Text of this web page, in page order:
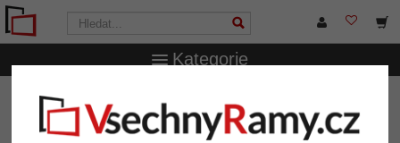
Kategorie
VsechnRamy.cz
Fotorámeček Lucas na 2 fotografie na výšku